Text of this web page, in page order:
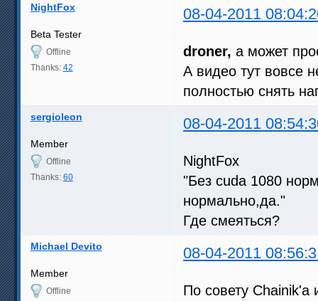
NightFox 08-04-2011
Beta Tester
Offline
Thanks: 42
droner, а может
А видео тут вовсе
полностью снять
sergioleon 08-04-2011
Member
Offline
Thanks: 60
NightFox
"Без cuda 1080
нормально,да."
Где смеяться?
Michael Devito 08-04-2011
Member
Offline
По совету